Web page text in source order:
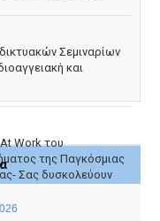
Σεμιναρίων
και
Work του
της Παγκόσμιας
Σας δυσκολεύουν